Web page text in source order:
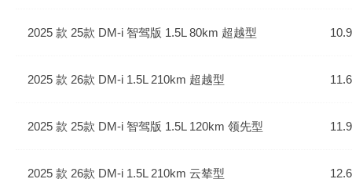
2025 款 25款 DM-i 智驾版 1.5L 80km 超越型
2025 款 26款 DM-i 1.5L 210km 超越型
2025 款 25款 DM-i 智驾版 1.5L 120km 领先型
2025 款 26款 DM-i 1.5L 210km 云辇型